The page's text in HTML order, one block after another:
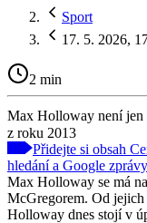
Sport
17. 5. 2026,
2 min
Max Holloway není jen
z roku 2013
Přidejte si obsah
hledání a Google zprávy
Max Holloway se má
McGregorem. Od jejich
Holloway dnes stojí v